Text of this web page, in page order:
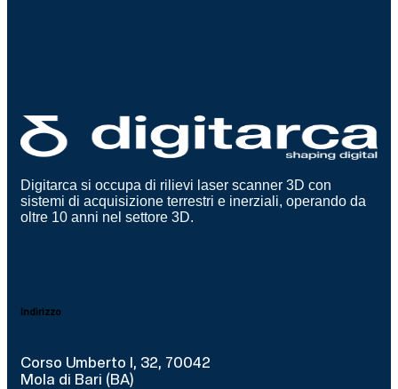
Digitarca si occupa di rilievi laser scanner 3D con
sistemi di acquisizione terrestri e inerziali, operando da
oltre 10 anni nel settore 3D.
Indirizzo
Corso Umberto I, 32, 70042
Mola di Bari (BA)